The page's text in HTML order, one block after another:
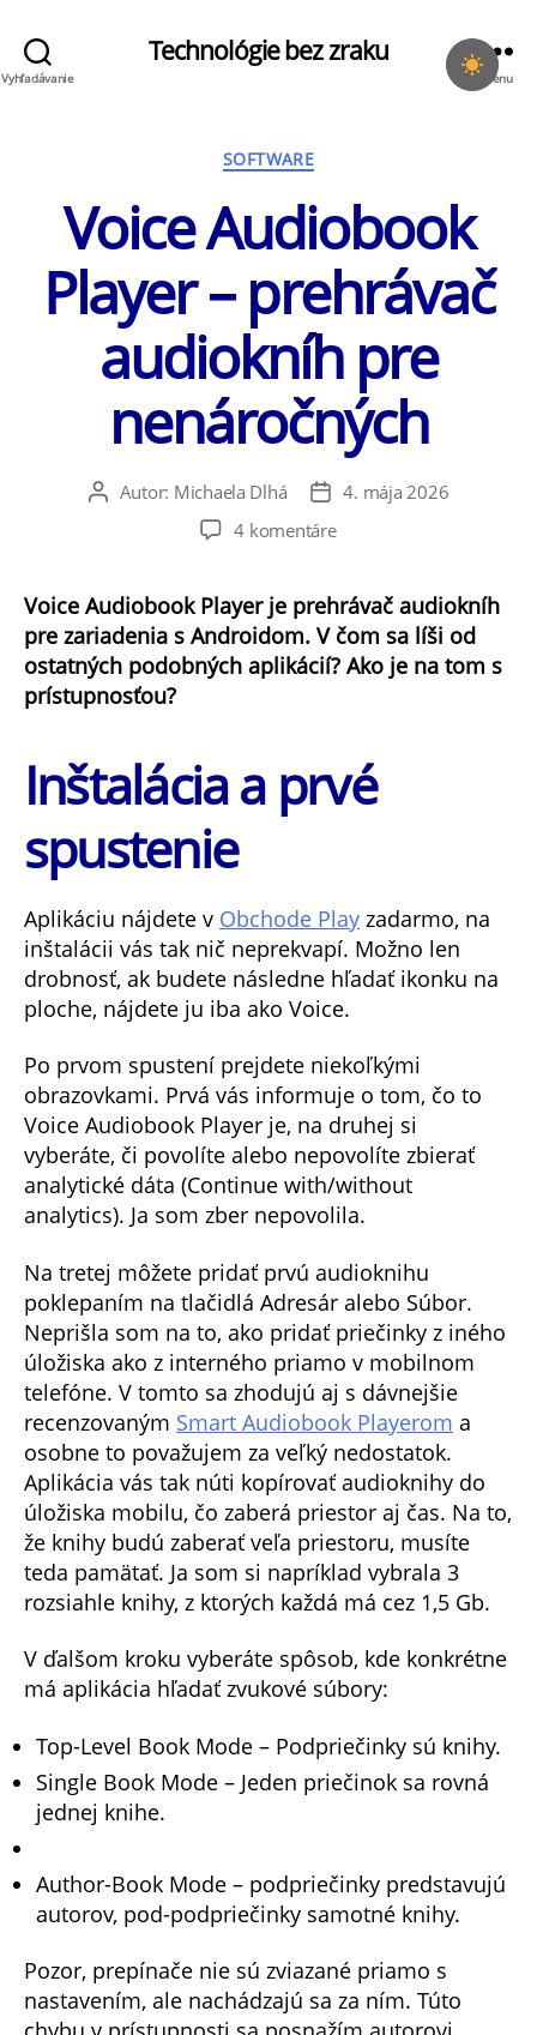
Vyhľadávanie
Technológie bez zraku
Menu
Kategórie
SOFTWARE
Voice Audiobook
Player – prehrávač
audiokníh pre
nenáročných
AutorAutor: Michaela Dlhá
Dátum
4. mája 2026
4 komentárena
Player
–
prehrávač
audiokníh
Voice Audiobook Player je prehrávač audiokníh
pre zariadenia s Androidom. V čom sa líši od
ostatných podobných aplikácií? Ako je na tom s
prístupnosťou?
Inštalácia a prvé
spustenie
Aplikáciu nájdete v Obchode Play zadarmo, na
inštalácii vás tak nič neprekvapí. Možno len
drobnosť, ak budete následne hľadať ikonku na
ploche, nájdete ju iba ako Voice.
Po prvom spustení prejdete niekoľkými
obrazovkami. Prvá vás informuje o tom, čo to
Voice Audiobook Player je, na druhej si
vyberáte, či povolíte alebo nepovolíte zbierať
analytické dáta (Continue with/without
analytics). Ja som zber nepovolila.
Na tretej môžete pridať prvú audioknihu
poklepaním na tlačidlá Adresár alebo Súbor.
Neprišla som na to, ako pridať priečinky z iného
úložiska ako z interného priamo v mobilnom
telefóne. V tomto sa zhodujú aj s dávnejšie
recenzovaným Smart Audiobook Playerom a
osobne to považujem za veľký nedostatok.
Aplikácia vás tak núti kopírovať audioknihy do
úložiska mobilu, čo zaberá priestor aj čas. Na to,
že knihy budú zaberať veľa priestoru, musíte
teda pamätať. Ja som si napríklad vybrala 3
rozsiahle knihy, z ktorých každá má cez 1,5 Gb.
V ďalšom kroku vyberáte spôsob, kde konkrétne
má aplikácia hľadať zvukové súbory:
Top-Level Book Mode – Podpriečinky sú knihy.
Single Book Mode – Jeden priečinok sa rovná
jednej knihe.
Author-Book Mode – podpriečinky predstavujú
autorov, pod-podpriečinky samotné knihy.
Pozor, prepínače nie sú zviazané priamo s
nastavením, ale nachádzajú sa za ním. Túto